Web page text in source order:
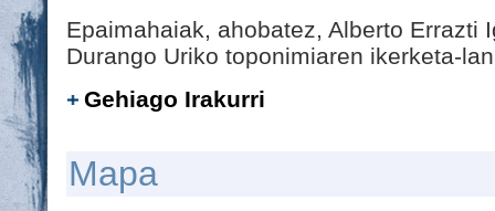
Epaimahaiak, ahobatez, Alberto Errazti
Durango Uriko toponimiaren ikerketa-
Gehiago Irakurri
Mapa